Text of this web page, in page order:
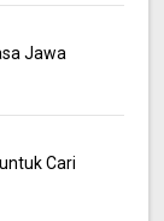
Jawa
Cari